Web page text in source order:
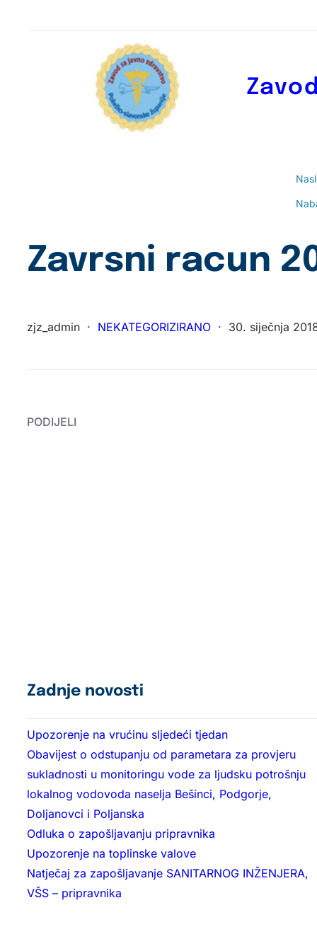
Zavrsni racun
zjz_admin · NEKATEGORIZIRANO · 30. siječnja
PODIJELI
Zadnje novosti
Upozorenje na vrućinu sljedeći tjedan
Obavijest o odstupanju od parametara za provjeru
sukladnosti u monitoringu vode za ljudsku potrošnju
lokalnog vodovoda naselja Bešinci, Podgorje,
Doljanovci i Poljanska
Odluka o zapošljavanju pripravnika
Upozorenje na toplinske valove
Natječaj za zapošljavanje SANITARNOG INŽENJERA,
VŠS – pripravnika